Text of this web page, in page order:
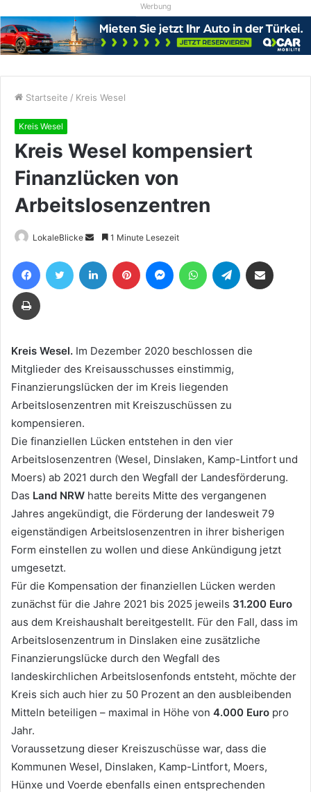
Werbung
Startseite / Kreis Wesel
Kreis Wesel
Kreis Wesel kompensiert
Finanzlücken von
Arbeitslosenzentren
LokaleBlicke
Sende
eine
E-
1 Minute Lesezeit
FacebookTwitter LinkedIn Pinterest MessengerWhatsAppTelegram
Drucken
Kreis Wesel. Im Dezember 2020 beschlossen die
Mitglieder des Kreisausschusses einstimmig,
Finanzierungslücken der im Kreis liegenden
Arbeitslosenzentren mit Kreiszuschüssen zu
kompensieren.
Die finanziellen Lücken entstehen in den vier
Arbeitslosenzentren (Wesel, Dinslaken, Kamp-Lintfort und
Moers) ab 2021 durch den Wegfall der Landesförderung.
Das Land NRW hatte bereits Mitte des vergangenen
Jahres angekündigt, die Förderung der landesweit 79
eigenständigen Arbeitslosenzentren in ihrer bisherigen
Form einstellen zu wollen und diese Ankündigung jetzt
umgesetzt.
Für die Kompensation der finanziellen Lücken werden
zunächst für die Jahre 2021 bis 2025 jeweils 31.200 Euro
aus dem Kreishaushalt bereitgestellt. Für den Fall, dass im
Arbeitslosenzentrum in Dinslaken eine zusätzliche
Finanzierungslücke durch den Wegfall des
landeskirchlichen Arbeitslosenfonds entsteht, möchte der
Kreis sich auch hier zu 50 Prozent an den ausbleibenden
Mitteln beteiligen – maximal in Höhe von 4.000 Euro pro
Jahr.
Voraussetzung dieser Kreiszuschüsse war, dass die
Kommunen Wesel, Dinslaken, Kamp-Lintfort, Moers,
Hünxe und Voerde ebenfalls einen entsprechenden